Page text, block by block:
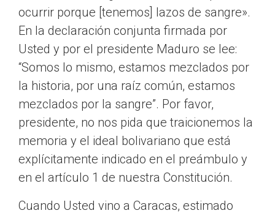
ocurrir porque [tenemos] lazos de sangre».
En la declaración conjunta firmada por
Usted y por el presidente Maduro se lee:
“Somos lo mismo, estamos mezclados por
la historia, por una raíz común, estamos
mezclados por la sangre”. Por favor,
presidente, no nos pida que traicionemos la
memoria y el ideal bolivariano que está
explícitamente indicado en el preámbulo y
en el artículo 1 de nuestra Constitución.
Cuando Usted vino a Caracas, estimado